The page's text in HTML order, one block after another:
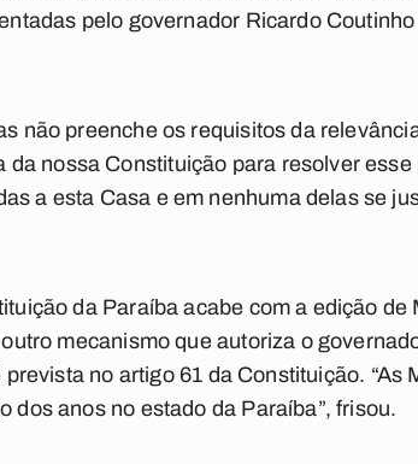
pelo governador Ricardo
não preenche os requisitos da
nossa Constituição para resolver esse
a esta Casa e em nenhuma delas se
da Paraíba acabe com a edição
mecanismo que autoriza o
no artigo 61 da Constituição. “As
dos anos no estado da Paraíba”, frisou.